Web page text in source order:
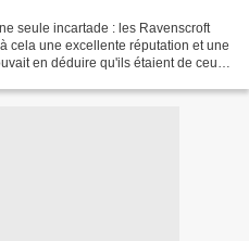
seule incartade : les Ravenscroft
cela une excellente réputation et une
en déduire qu'ils étaient de ceux